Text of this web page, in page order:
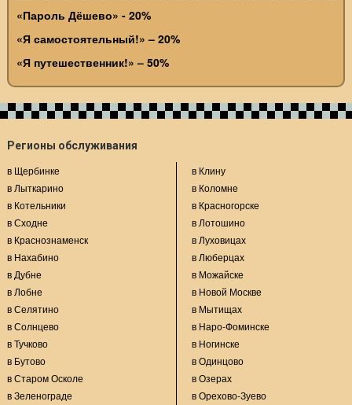
«Пароль Дёшево» - 20%
«Я самостоятельный!» – 20%
«Я путешественник!» – 50%
Регионы обслуживания
в Щербинке
в Лыткарино
в Котельники
в Сходне
в Краснознаменск
в Нахабино
в Дубне
в Лобне
в Селятино
в Солнцево
в Тучково
в Бутово
в Старом Осколе
в Зеленограде
в Клину
в Коломне
в Красногорске
в Лотошино
в Луховицах
в Люберцах
в Можайске
в Новой Москве
в Мытищах
в Наро-Фоминске
в Ногинске
в Одинцово
в Озерах
в Орехово-Зуево